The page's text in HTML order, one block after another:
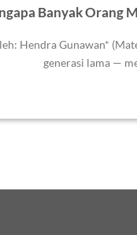
Banyak Orang
Hendra Gunawan*
generasi lama —